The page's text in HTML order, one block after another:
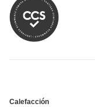
Calefacción